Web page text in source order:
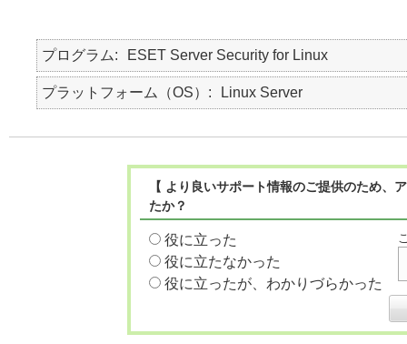
プログラム ESET Server Security for Linux
プラットフォーム（OS） Linux Server
【 より良いサポート情報のご提供のため
たか？
役に立った
役に立たなかった
役に立ったが、わかりづらかった